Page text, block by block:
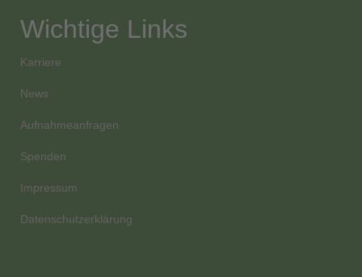
Wichtige Links
Karriere
News
Aufnahmeanfragen
Spenden
Impressum
Datenschutzerklärung